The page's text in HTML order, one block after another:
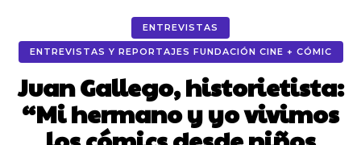
ENTREVISTAS
ENTREVISTAS Y REPORTAJES FUNDACIÓN CINE + CÓMIC
Juan Gallego, historietista:
“Mi hermano y yo vivimos